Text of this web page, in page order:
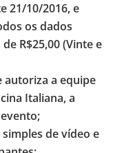
21/10/2016, e
os dados
R$25,00 (Vinte e
autoriza a equipe
Italiana, a
de vídeo e